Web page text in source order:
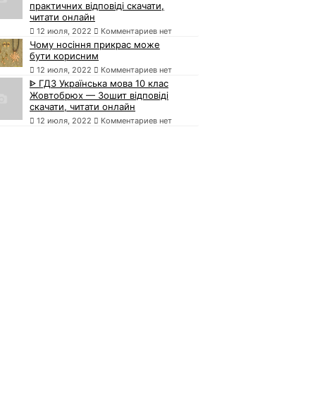
практичних відповіді скачати,
читати онлайн
12 июля, 2022 Комментариев нет
Чому носіння прикрас може
бути корисним
12 июля, 2022 Комментариев нет
ᐈ ГДЗ Українська мова 10 клас
Жовтобрюх — Зошит відповіді
скачати, читати онлайн
12 июля, 2022 Комментариев нет